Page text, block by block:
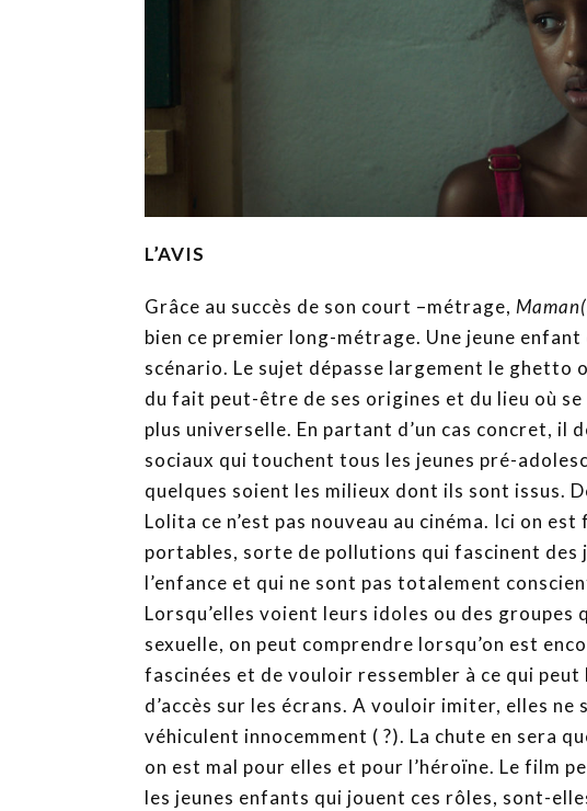
L’AVIS
Grâce au succès de son court –métrage,
bien ce premier long-métrage. Une jeune
scénario. Le sujet dépasse largement le ghetto
du fait peut-être de ses origines et du lieu où se
plus universelle. En partant d’un cas concret, il
sociaux qui touchent tous les jeunes pré-
quelques soient les milieux dont ils sont issus.
Lolita ce n’est pas nouveau au cinéma. Ici on
portables, sorte de pollutions qui fascinent des
l’enfance et qui ne sont pas totalement
Lorsqu’elles voient leurs idoles ou des groupes
sexuelle, on peut comprendre lorsqu’on est
fascinées et de vouloir ressembler à ce qui
d’accès sur les écrans. A vouloir imiter, elles ne
véhiculent innocemment ( ?). La chute en sera
on est mal pour elles et pour l’héroïne. Le film
les jeunes enfants qui jouent ces rôles, sont-